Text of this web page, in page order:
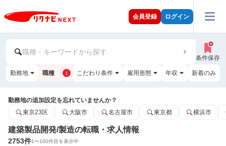
会員登録 ログイン
職種・キーワードから探す
条件保存
勤務地 職種 1 こだわり条件 雇用形態 年収 新着のみ
勤務地の追加設定を忘れていませんか？
東京23区
大阪市 名古屋市 東京都 横浜市
建築製品開発/製造の転職・求人情報
2753件1〜100件目を表示中